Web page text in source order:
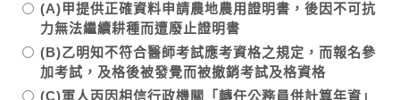
(A)甲提供正確資料申請農地農用證明書，後因不可抗
力無法繼續耕種而遭廢止證明書
(B)乙明知不符合醫師考試應考資格之規定，而報名參
加考試，及格後被發覺而被撤銷考試及格資格
(C)軍人丙因相信行政機關「轉任公務員併計算年資」